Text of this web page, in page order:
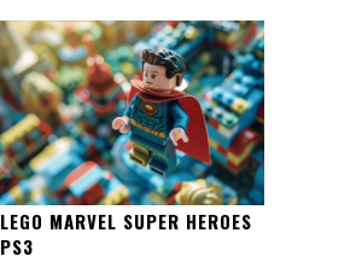
LEGO MARVEL SUPER HEROES
PS3